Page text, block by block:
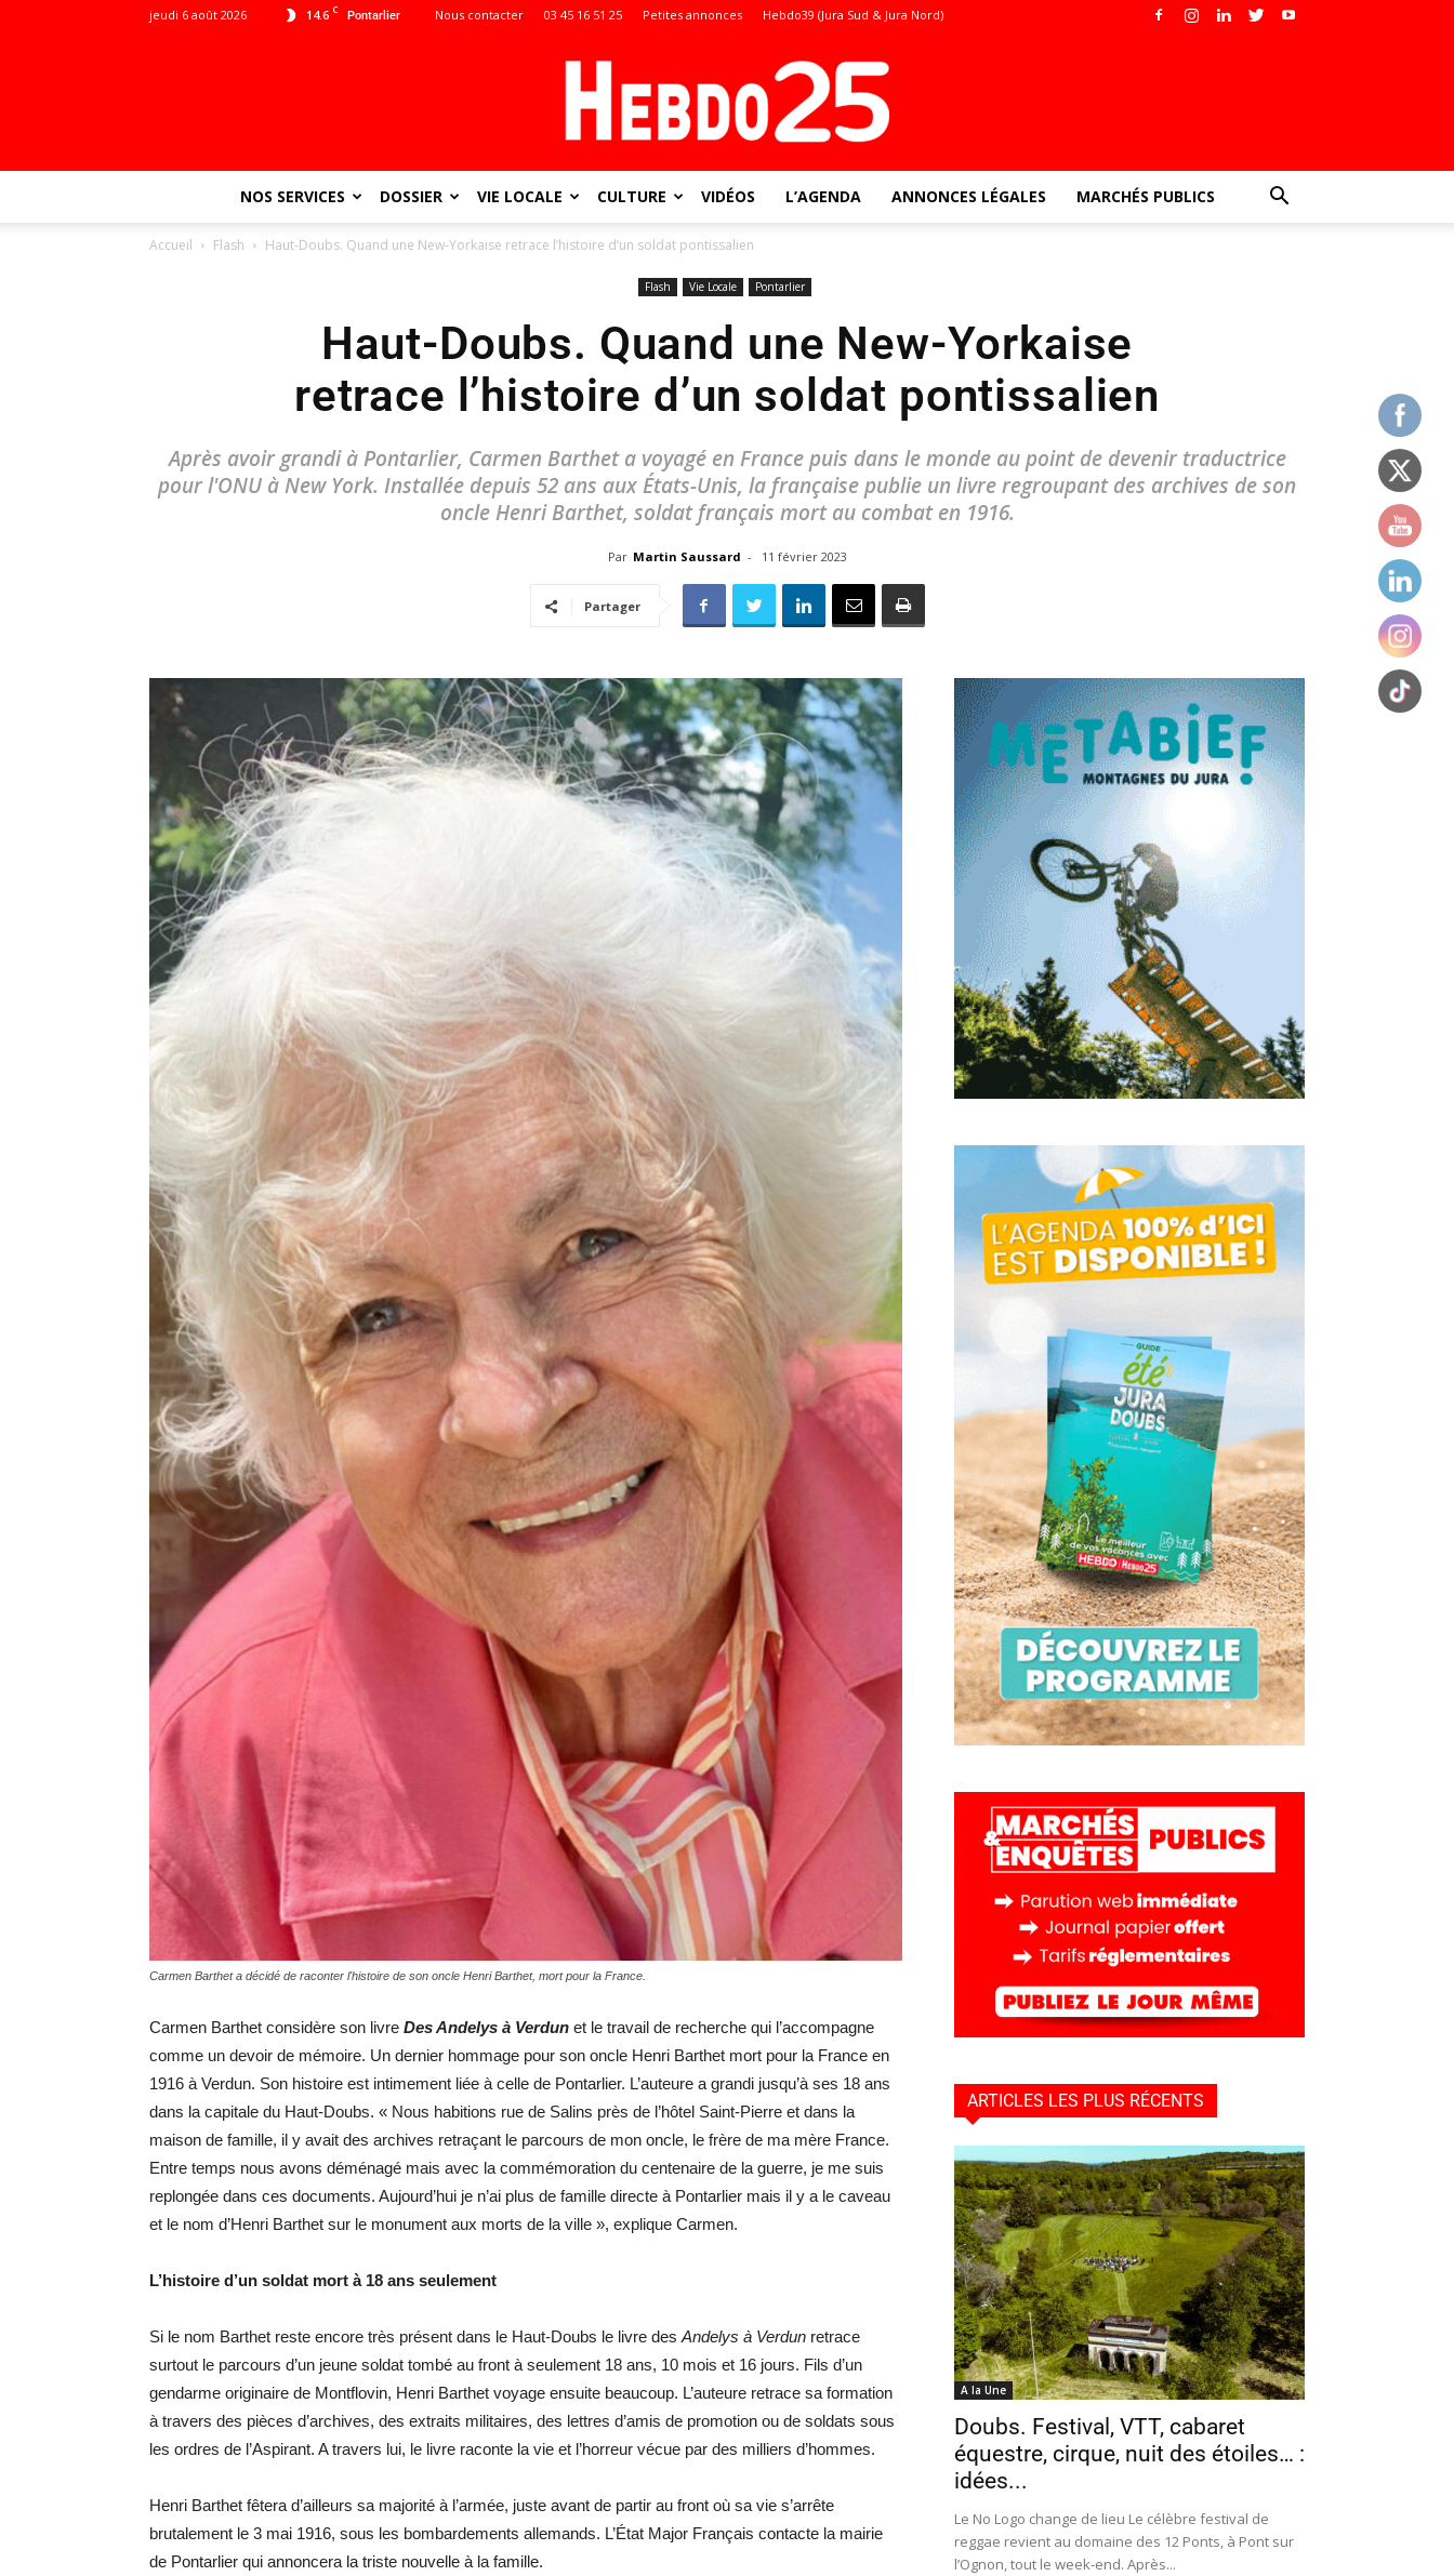
14.6 C Pontarlier
jeudi 6 août 2026 Nous contacter 03 45 16 51 25 Petites annonces Hebdo39 (Jura Sud & Jura Nord)
:
toute
locale
NOS SERVICES DOSSIER VIE LOCALE CULTURE VIDÉOS L’AGENDA ANNONCES LÉGALES MARCHÉS PUBLICS
Accueil Flash Haut-Doubs. Quand une New-Yorkaise retrace l’histoire d’un soldat pontissalien
Flash Vie Locale Pontarlier
Haut-Doubs. Quand une New-Yorkaise
retrace l’histoire d’un soldat pontissalien
Après avoir grandi à Pontarlier, Carmen Barthet a voyagé en France puis dans le monde au point de devenir traductrice
pour l'ONU à New York. Installée depuis 52 ans aux États-Unis, la française publie un livre regroupant des archives de son
oncle Henri Barthet, soldat français mort au combat en 1916.
Par Martin Saussard - 11 février 2023
Partager
Carmen Barthet a décidé de raconter l'histoire de son oncle Henri Barthet, mort pour la France.
Carmen Barthet considère son livre Des Andelys à Verdun et le travail de recherche qui l’accompagne
comme un devoir de mémoire. Un dernier hommage pour son oncle Henri Barthet mort pour la France en
1916 à Verdun. Son histoire est intimement liée à celle de Pontarlier. L’auteure a grandi jusqu’à ses 18 ans
dans la capitale du Haut-Doubs. « Nous habitions rue de Salins près de l’hôtel Saint-Pierre et dans la
maison de famille, il y avait des archives retraçant le parcours de mon oncle, le frère de ma mère France.
Entre temps nous avons déménagé mais avec la commémoration du centenaire de la guerre, je me suis
replongée dans ces documents. Aujourd’hui je n’ai plus de famille directe à Pontarlier mais il y a le caveau
et le nom d’Henri Barthet sur le monument aux morts de la ville », explique Carmen.
L’histoire d’un soldat mort à 18 ans seulement
Si le nom Barthet reste encore très présent dans le Haut-Doubs le livre des Andelys à Verdun retrace
surtout le parcours d’un jeune soldat tombé au front à seulement 18 ans, 10 mois et 16 jours. Fils d’un
gendarme originaire de Montflovin, Henri Barthet voyage ensuite beaucoup. L’auteure retrace sa formation
à travers des pièces d’archives, des extraits militaires, des lettres d’amis de promotion ou de soldats sous
les ordres de l’Aspirant. A travers lui, le livre raconte la vie et l’horreur vécue par des milliers d’hommes.
Henri Barthet fêtera d’ailleurs sa majorité à l’armée, juste avant de partir au front où sa vie s’arrête
brutalement le 3 mai 1916, sous les bombardements allemands. L’État Major Français contacte la mairie
de Pontarlier qui annoncera la triste nouvelle à la famille.
ARTICLES LES PLUS RÉCENTS
A la Une
Doubs. Festival, VTT, cabaret
équestre, cirque, nuit des étoiles… :
idées...
Le No Logo change de lieu Le célèbre festival de
reggae revient au domaine des 12 Ponts, à Pont sur
l’Ognon, tout le week-end. Après...